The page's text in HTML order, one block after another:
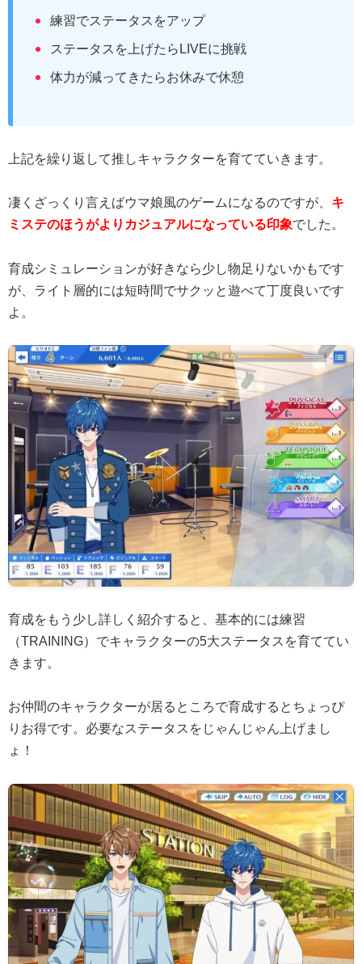
練習でステータスをアップ
ステータスを上げたらLIVEに挑戦
体力が減ってきたらお休みで休憩
上記を繰り返して推しキャラクターを育てていきます。
凄くざっくり言えばウマ娘風のゲームになるのですが、 キ
ミステのほうがよりカジュアルになっている印象でした。
育成シミュレーションが好きなら少し物足りないかもです
が、ライト層的には短時間でサクッと遊べて丁度良いです
よ。
育成をもう少し詳しく紹介すると、基本的には練習
（TRAINING）でキャラクターの5大ステータスを育ててい
きます。
お仲間のキャラクターが居るところで育成するとちょっぴ
りお得です。必要なステータスをじゃんじゃん上げまし
ょ！